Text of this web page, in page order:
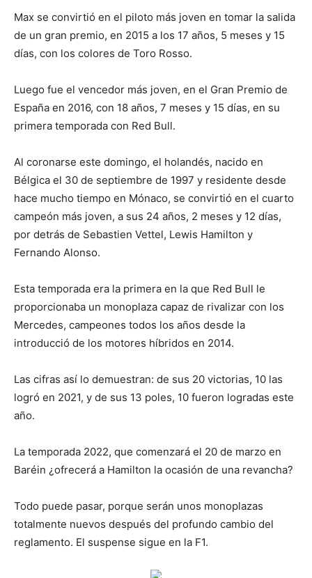
Max se convirtió en el piloto más joven en tomar la salida
de un gran premio, en 2015 a los 17 años, 5 meses y 15
días, con los colores de Toro Rosso.
Luego fue el vencedor más joven, en el Gran Premio de
España en 2016, con 18 años, 7 meses y 15 días, en su
primera temporada con Red Bull.
Al coronarse este domingo, el holandés, nacido en
Bélgica el 30 de septiembre de 1997 y residente desde
hace mucho tiempo en Mónaco, se convirtió en el cuarto
campeón más joven, a sus 24 años, 2 meses y 12 días,
por detrás de Sebastien Vettel, Lewis Hamilton y
Fernando Alonso.
Esta temporada era la primera en la que Red Bull le
proporcionaba un monoplaza capaz de rivalizar con los
Mercedes, campeones todos los años desde la
introducció de los motores híbridos en 2014.
Las cifras así lo demuestran: de sus 20 victorias, 10 las
logró en 2021, y de sus 13 poles, 10 fueron logradas este
año.
La temporada 2022, que comenzará el 20 de marzo en
Baréin ¿ofrecerá a Hamilton la ocasión de una revancha?
Todo puede pasar, porque serán unos monoplazas
totalmente nuevos después del profundo cambio del
reglamento. El suspense sigue en la F1.